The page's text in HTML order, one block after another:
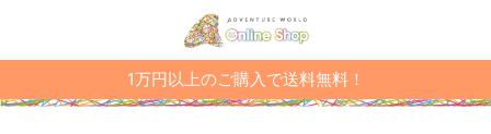
1万円以上のご購入で送料無料！